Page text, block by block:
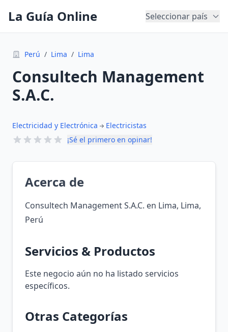
La Guía Online Seleccionar país
Perú / Lima / Lima
Consultech Management
S.A.C.
Electricidad y Electrónica
Electricistas
¡Sé el primero en opinar!
Acerca de
Consultech Management S.A.C. en Lima, Lima,
Perú
Servicios & Productos
Este negocio aún no ha listado servicios
específicos.
Otras Categorías